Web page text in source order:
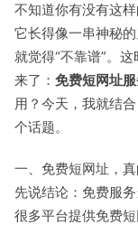
不知道你有没有这
它长得像一串神秘
就觉得“不靠谱”。
来了： 免费短网址
用？今天，我就结
个话题。
一、免费短网址，真
先说结论：免费服
很多平台提供免费